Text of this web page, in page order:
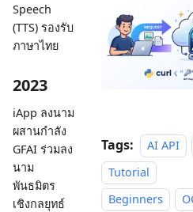
Speech
(TTS) รองรับ
ภาษาไทย
2023
iApp ลงนาม
ผสานกำลัง
GFAI ร่วมลง
นาม
พันธมิตร
เชิงกลยุทธ์
Tags: AI API
Tutorial
Beginners